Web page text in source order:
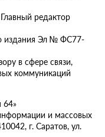
редактор
издания Эл № ФС77-
в сфере связи,
коммуникаций
64»
и массовых
г. Саратов, ул.